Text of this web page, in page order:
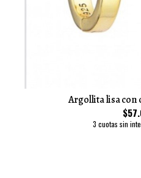
Argollita lisa con
3 cuotas sin